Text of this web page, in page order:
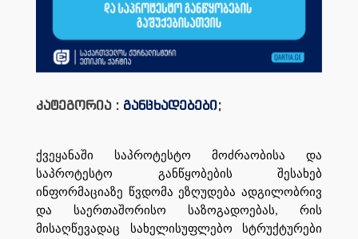
კატეგორია : განცხადებები;
ქვეყანაში საპროტესტო მოძრაობისა და
საპროტესტო განწყობების შესახებ
ინფორმაციაზე წვდომა ეზღუდება ადგილობრივ
და საერთაშორისო საზოგადოებას, რის
მისაღწევადაც სახელისუფლებო სტრუქტურები